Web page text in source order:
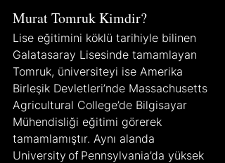
Murat Tomruk Kimdir?
Lise eğitimini köklü tarihiyle bilinen
Galatasaray Lisesinde tamamlayan
Tomruk, üniversiteyi ise Amerika
Birleşik Devletleri’nde Massachusetts
Agricultural College’de Bilgisayar
Mühendisliği eğitimi görerek
tamamlamıştır. Aynı alanda
University of Pennsylvania’da yüksek